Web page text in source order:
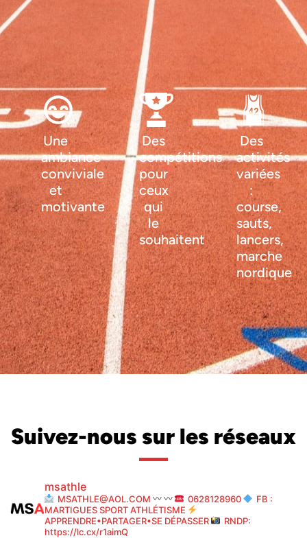
Une
ambiance
conviviale
et
motivante
Des
compétitions
pour
ceux
qui
le
souhaitent
Des
activités
variées
:
course,
sauts,
lancers,
marche
nordique
Suivez-nous sur les réseaux
msathle
MSATHLE@AOL.COM 0628128960
FB :
MARTIGUES SPORT ATHLÉTISME
APPRENDRE•PARTAGER•SE DÉPASSER
RNDP:
https://lc.cx/r1aimQ